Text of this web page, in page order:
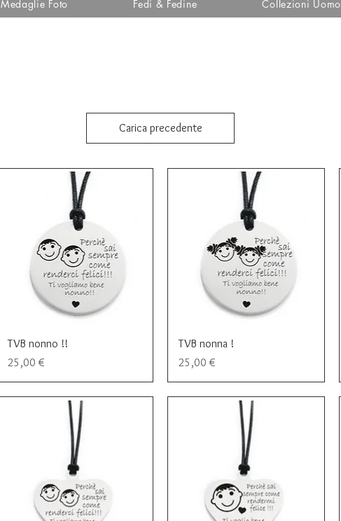
Medaglie Foto Fedi & Fedine Collezioni Uomo
Carica precedente
Vista rapida
TVB nonno !!
Prezzo
25,00 €
Vista rapida
TVB nonna !
Prezzo
25,00 €